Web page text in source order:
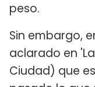
peso.
Sin embargo,
aclarado en
Ciudad) que